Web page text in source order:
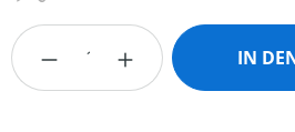
Produkt Anzahl: Gib
IN